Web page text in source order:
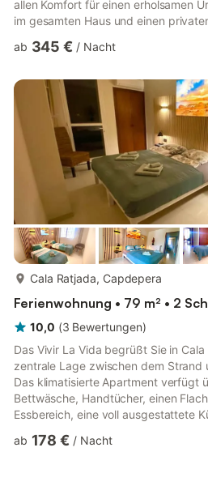
allen Komfort für einen erholsamen
im gesamten Haus und einen
Kamin und ein Radio und sorgt so für
familienfreundlichen Gegend und
lokalen Annehmlichkeiten wie
Stränden. N...
ab 345 € / Nacht
Cala Ratjada, Capdepera
Ferienwohnung • 79 m² • 2
10,0 (3 Bewertungen)
Das Vivir La Vida begrüßt Sie in
zentrale Lage zwischen dem Strand
Das klimatisierte Apartment verfügt
Bettwäsche, Handtücher, einen
Essbereich, eine voll ausgestattete
Apartment bietet eine
ab 178 € / Nacht